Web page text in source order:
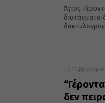
Άγιος
διατάγματα
13
δεν